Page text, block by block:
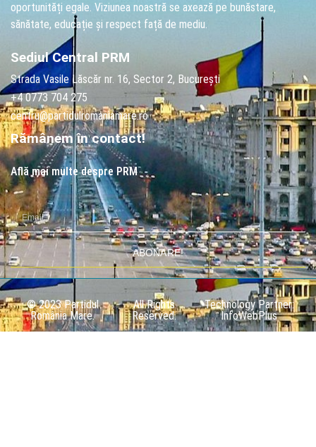
oportunități egale. Viziunea noastră se axează pe bunăstare,
sănătate, educație și respect față de mediu.
Sediul Central PRM
Strada Vasile Lăscăr nr. 16, Sector 2, București
+4 0773 704 275
centru@partidulromaniamare.ro
Rămânem în contact!
Află mai multe despre PRM
ABONARE!
© 2023 Partidul
România Mare.
All Rights
Reserved.
Technology Partner:
InfoWebPlus